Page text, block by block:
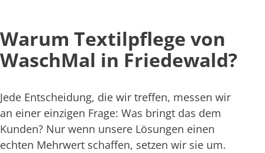
Warum Textilpflege von
WaschMal in Friedewald?
Jede Entscheidung, die wir treffen, messen wir
an einer einzigen Frage: Was bringt das dem
Kunden? Nur wenn unsere Lösungen einen
echten Mehrwert schaffen, setzen wir sie um.